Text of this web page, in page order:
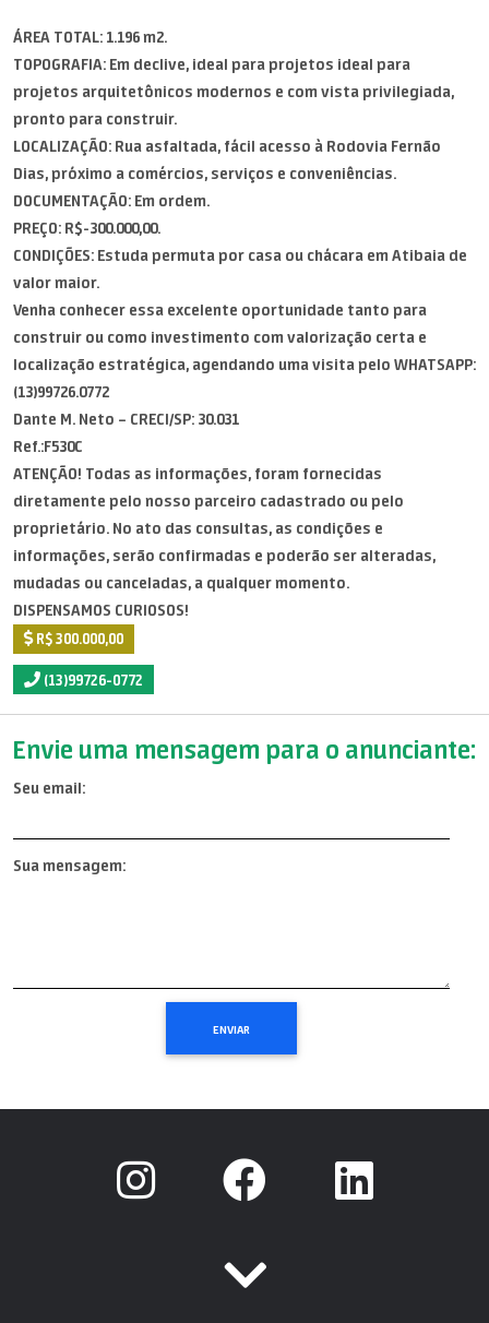
ÁREA TOTAL: 1.196 m2.
TOPOGRAFIA: Em declive, ideal para projetos ideal para
projetos arquitetônicos modernos e com vista privilegiada,
pronto para construir.
LOCALIZAÇÃO: Rua asfaltada, fácil acesso à Rodovia Fernão
Dias, próximo a comércios, serviços e conveniências.
DOCUMENTAÇÃO: Em ordem.
PREÇO: R$-300.000,00.
CONDIÇÕES: Estuda permuta por casa ou chácara em Atibaia de
valor maior.
Venha conhecer essa excelente oportunidade tanto para
construir ou como investimento com valorização certa e
localização estratégica, agendando uma visita pelo WHATSAPP:
(13)99726.0772
Dante M. Neto – CRECI/SP: 30.031
Ref.:F530C
ATENÇÃO! Todas as informações, foram fornecidas
diretamente pelo nosso parceiro cadastrado ou pelo
proprietário. No ato das consultas, as condições e
informações, serão confirmadas e poderão ser alteradas,
mudadas ou canceladas, a qualquer momento.
DISPENSAMOS CURIOSOS!
R$ 300.000,00
(13)99726-0772
Envie uma mensagem para o anunciante:
Seu email:
Sua mensagem: